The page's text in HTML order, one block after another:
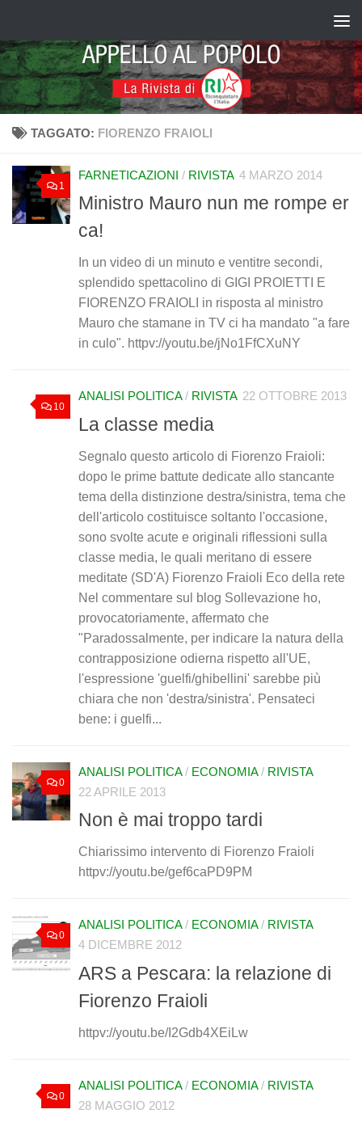
TAGGATO: FIORENZO FRAIOLI
1
FARNETICAZIONI / RIVISTA 4 MARZO 2014
Ministro Mauro nun me rompe er
ca!
In un video di un minuto e ventitre secondi,
splendido spettacolino di GIGI PROIETTI E
FIORENZO FRAIOLI in risposta al ministro
Mauro che stamane in TV ci ha mandato "a fare
in culo". httpv://youtu.be/jNo1FfCXuNY
10
ANALISI POLITICA/ RIVISTA 22 OTTOBRE 2013
La classe media
Segnalo questo articolo di Fiorenzo Fraioli:
dopo le prime battute dedicate allo stancante
tema della distinzione destra/sinistra, tema che
dell'articolo costituisce soltanto l'occasione,
sono svolte acute e originali riflessioni sulla
classe media, le quali meritano di essere
meditate (SD'A) Fiorenzo Fraioli Eco della rete
Nel commentare sul blog Sollevazione ho,
provocatoriamente, affermato che
"Paradossalmente, per indicare la natura della
contrapposizione odierna rispetto all'UE,
l'espressione 'guelfi/ghibellini' sarebbe più
chiara che non 'destra/sinistra'. Pensateci
bene: i guelfi...
0
ANALISI POLITICA/ ECONOMIA/ RIVISTA
22 APRILE 2013
Non è mai troppo tardi
Chiarissimo intervento di Fiorenzo Fraioli
httpv://youtu.be/gef6caPD9PM
0
ANALISI POLITICA/ ECONOMIA/ RIVISTA
4 DICEMBRE 2012
ARS a Pescara: la relazione di
Fiorenzo Fraioli
httpv://youtu.be/I2Gdb4XEiLw
0
ANALISI POLITICA/ ECONOMIA/ RIVISTA
28 MAGGIO 2012